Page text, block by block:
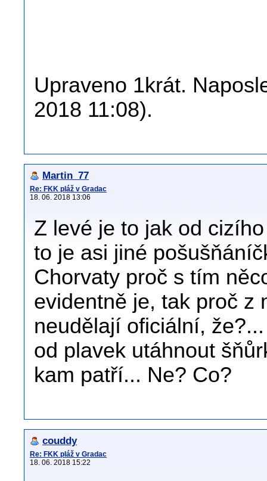
Upraveno 1krát.
2018 11:08).
Martin_77
Re: FKK pláž v Gradac
18. 06. 2018 13:06
Z levé je to jak od
to je asi jiné
Chorvaty proč s tím
evidentně je, tak proč z
neudělají oficiální,
od plavek utáhnout
kam patří... Ne? Co?
couddy
Re: FKK pláž v Gradac
18. 06. 2018 15:22